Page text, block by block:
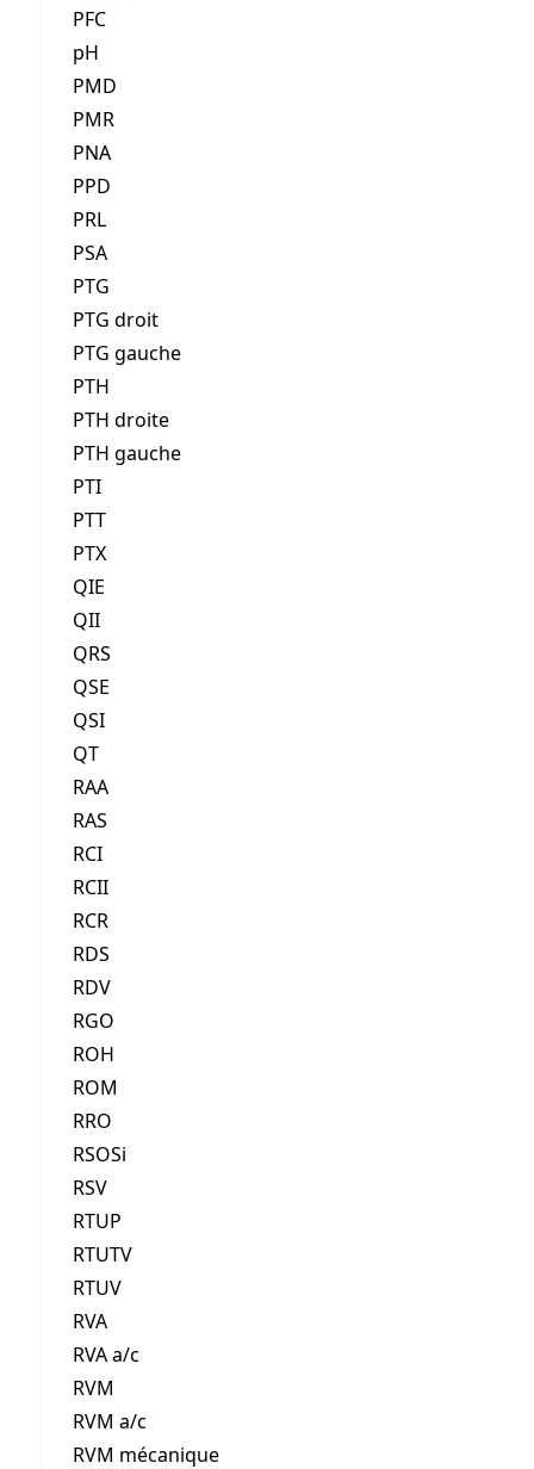
PFC
pH
PMD
PMR
PNA
PPD
PRL
PSA
PTG
PTG droit
PTG gauche
PTH
PTH droite
PTH gauche
PTI
PTT
PTX
QIE
QII
QRS
QSE
QSI
QT
RAA
RAS
RCI
RCII
RCR
RDS
RDV
RGO
ROH
ROM
RRO
RSOSi
RSV
RTUP
RTUTV
RTUV
RVA
RVA a/c
RVM
RVM a/c
RVM mécanique